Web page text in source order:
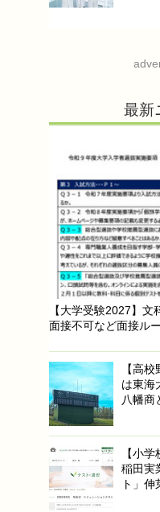
最新
【大学受験2027】
面接不可など面接ル
【高
は東海
八幡商
【小
稲田実
ト」伸